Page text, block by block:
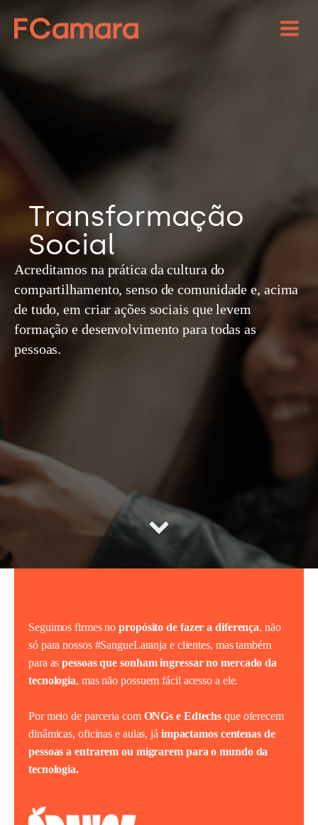
Transformação
Social
Acreditamos na prática da cultura do
compartilhamento, senso de comunidade e, acima
de tudo, em criar ações sociais que levem
formação e desenvolvimento para todas as
pessoas.
Seguimos firmes nopropósito de fazer a diferença, não
só para nossos #SangueLaranja e clientes, mas também
para aspessoas que sonham ingressar no mercado da
tecnologia, mas não possuem fácil acesso a ele.
Por meio de parceria com ONGs e Edtechs que oferecem
dinâmicas, oficinas e aulas, já impactamos centenas de
pessoas a entrarem ou migrarem para o mundo da
tecnologia.